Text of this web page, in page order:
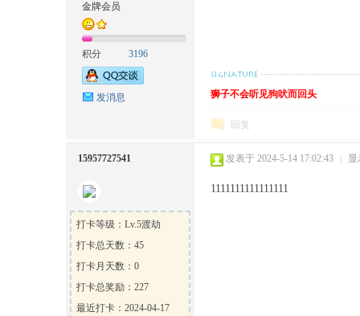
金牌会员
积分 3196
发消息 狮子不会听见狗吠而回头
回复
15957727541
打卡等级：Lv.5渡劫
打卡总天数：45
打卡月天数：0
打卡总奖励：227
最近打卡：2024-04-17
发表于 2024-5-14 17:02:43 显
1111111111111111